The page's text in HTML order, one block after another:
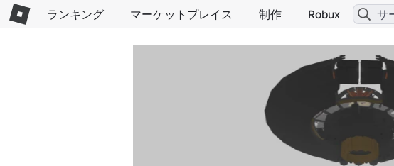
ランキング マーケットプレイス 制作 Robux